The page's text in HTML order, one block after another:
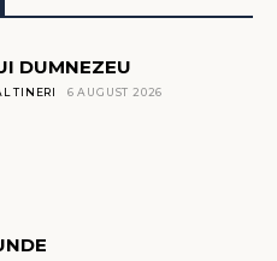
DUMNEZEU
TINERI 6 AUGUST 2026